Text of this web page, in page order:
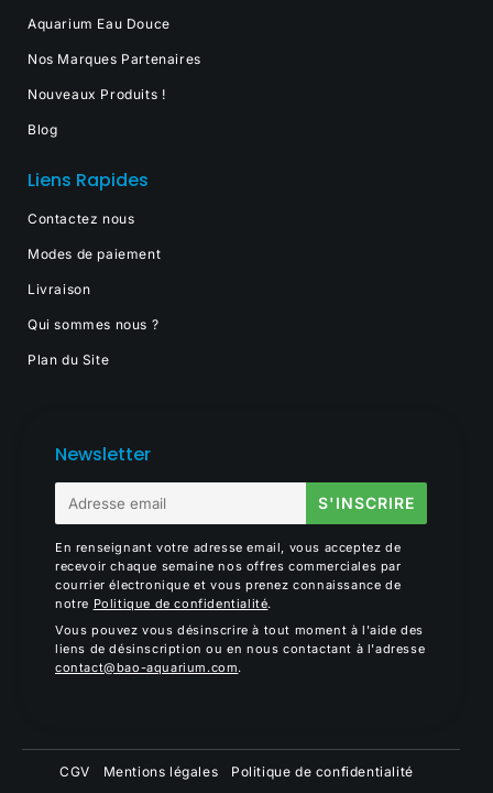
Aquarium Eau Douce
Nos Marques Partenaires
Nouveaux Produits !
Blog
Liens Rapides
Contactez nous
Modes de paiement
Livraison
Qui sommes nous ?
Plan du Site
Newsletter
mail
S'INSCRIRE
En renseignant votre adresse email, vous acceptez de
recevoir chaque semaine nos offres commerciales par
courrier électronique et vous prenez connaissance de
notre Politique de confidentialité.
Vous pouvez vous désinscrire à tout moment à l'aide des
liens de désinscription ou en nous contactant à l'adresse
contact@bao-aquarium.com.
CGV Mentions légales Politique de confidentialité